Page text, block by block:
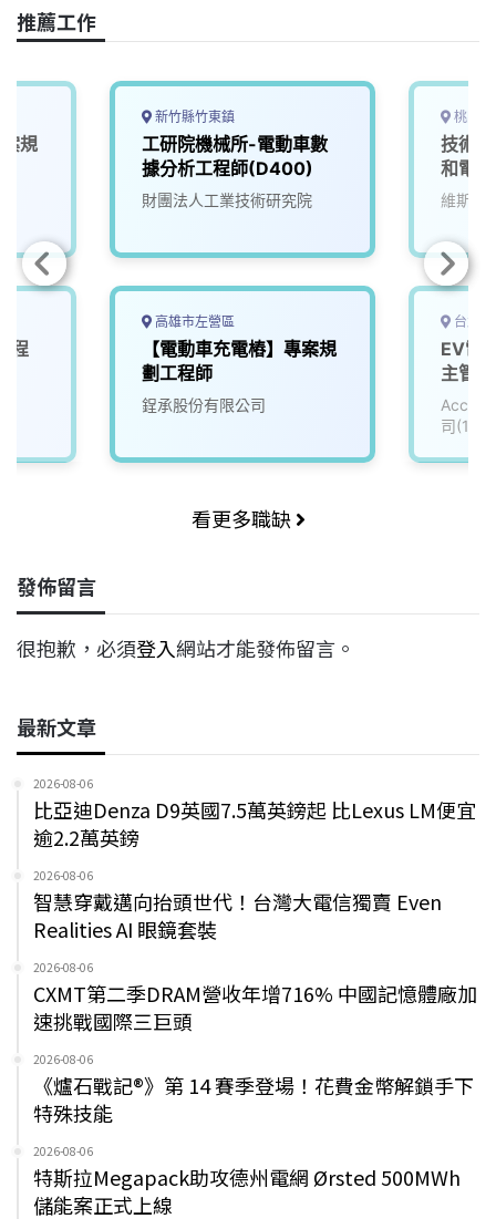
o
k
n
k
推薦工作
規
程
新竹縣竹東鎮
工研院機械所-電動車數
據分析工程師(D400)
財團法人工業技術研究院
高雄市左營區
【電動車充電樁】專案規
劃工程師
鋥承股份有限公司
桃園
技術
和電
維斯美
台北
EV電
主管_
司
看更多職缺
發佈留言
很抱歉，必須登入網站才能發佈留言。
最新文章
2026-08-06
比亞迪Denza D9英國7.5萬英鎊起 比Lexus LM便宜
逾2.2萬英鎊
2026-08-06
智慧穿戴邁向抬頭世代！台灣大電信獨賣 Even
Realities AI 眼鏡套裝
2026-08-06
CXMT第二季DRAM營收年增716% 中國記憶體廠加
速挑戰國際三巨頭
2026-08-06
《爐石戰記®》第 14 賽季登場！花費金幣解鎖手下
特殊技能
2026-08-06
特斯拉Megapack助攻德州電網 Ørsted 500MWh
儲能案正式上線